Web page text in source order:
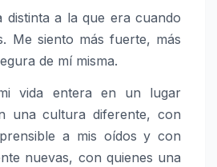
distinta a la que era cuando
Me siento más fuerte, más
de mí misma.
vida entera en un lugar
una cultura diferente, con
a mis oídos y con
nuevas, con quienes una